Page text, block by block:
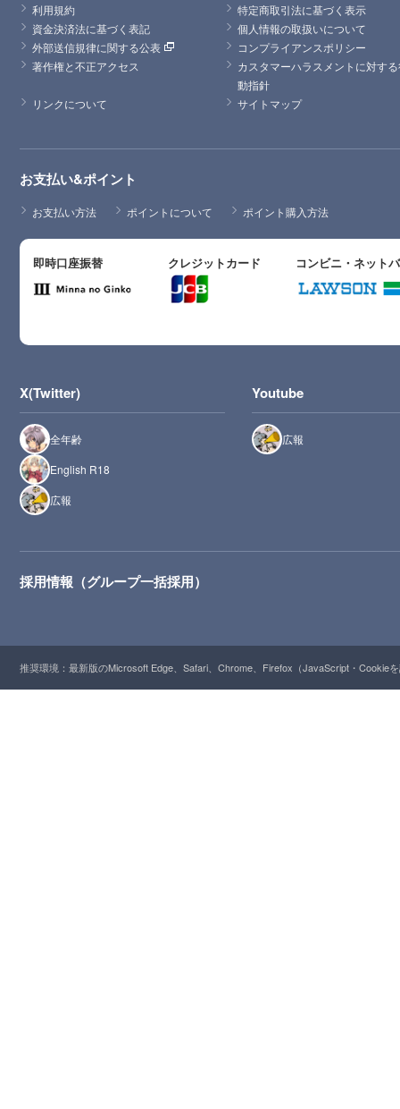
利用規約
特定商取引法に基づく表示
資金決済法に基づく表記
個人情報の取扱いについて
外部送信規律に関する公表
コンプライアンスポリシー
著作権と不正アクセス
カスタマーハラスメントに対す
動指針
リンクについて
サイトマップ
お支払い&ポイント
お支払い方法 ポイントについて ポイント購入方法
即時口座振替 クレジットカード コンビニ・ネット
X(Twitter)
全年齢
English R18
広報
Youtube
広報
採用情報（グループ一括採用）
推奨環境：最新版のMicrosoft Edge、Safari、Chrome、Firefox（JavaScript・Cookie